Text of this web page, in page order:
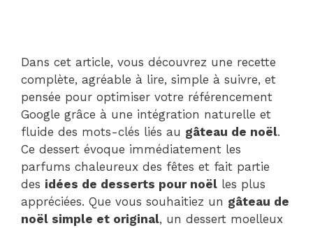
Dans cet article, vous découvrez une recette
complète, agréable à lire, simple à suivre, et
pensée pour optimiser votre référencement
Google grâce à une intégration naturelle et
fluide des mots-clés liés au gâteau de noël.
Ce dessert évoque immédiatement les
parfums chaleureux des fêtes et fait partie
des idées de desserts pour noël les plus
appréciées. Que vous souhaitiez un gâteau de
noël simple et original, un dessert moelleux